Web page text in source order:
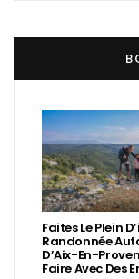
Faites Le Plein
Randonnée
D’Aix-En-
Faire Avec Des